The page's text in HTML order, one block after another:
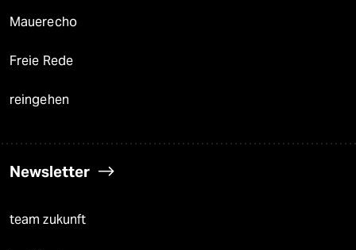
Mauerecho
Freie Rede
reingehen
Newsletter
team zukunft